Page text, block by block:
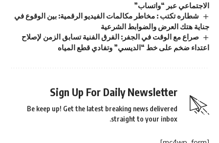
الاجتماعي عبر “واتساب”
شطاره تكتب : مخاطر مكالمات الفيديو الرقمية: بين الوقوع في
جناية هتك العرض والضوابط الشرعية
صراع مع الوقت في الجفر: الفرق الفنية تسابق الزمن لإصلاح
اعتداء ضخم على خط “الديسي” وتفادي قطع المياه
Sign Up For Daily Newsletter
Be keep up! Get the latest breaking news delivered
straight to your inbox.